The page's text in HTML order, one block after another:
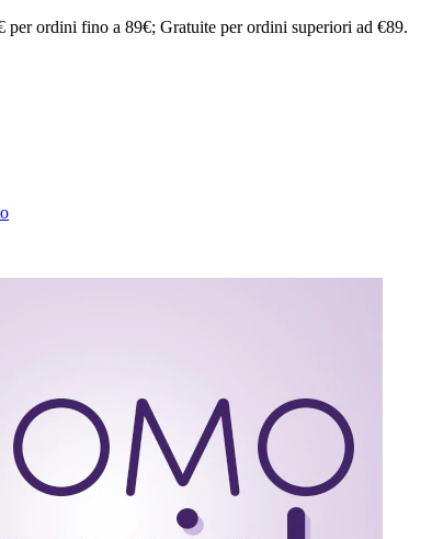
perordini fino a 89€; Gratuite perordini superiori ad €89.